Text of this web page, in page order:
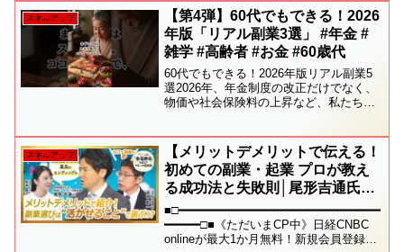
スキルアップ
【第4弾】60代でもできる！2026
年版「リアル副業3選」 #年金 #
雑学 #高齢者 #お金 #60歳代
60代でもできる！2026年版リアル副業5
選2026年、年金制度の改正だけでなく、
物価や社会保険料の上昇など、私たちの
える中で、今、60代・70代の副業ブーム
が静かに広...
スキルアップ
【メリットデメリットで伝える！
初めての副業・起業 プロが教え
る成功法と失敗則│尾形吉通氏×
田中彰一】起業は減少傾向副業は
増加傾向／シニア起業の割合は年
間18.6%／成功する絶対押さえて
■□━━━━━━━━━━━━━━━━━━━━━━━━━━━━
━━━━━□■《ただいまCP中》日経CNBC
onlineが最大1か月無料！新規会員登録時